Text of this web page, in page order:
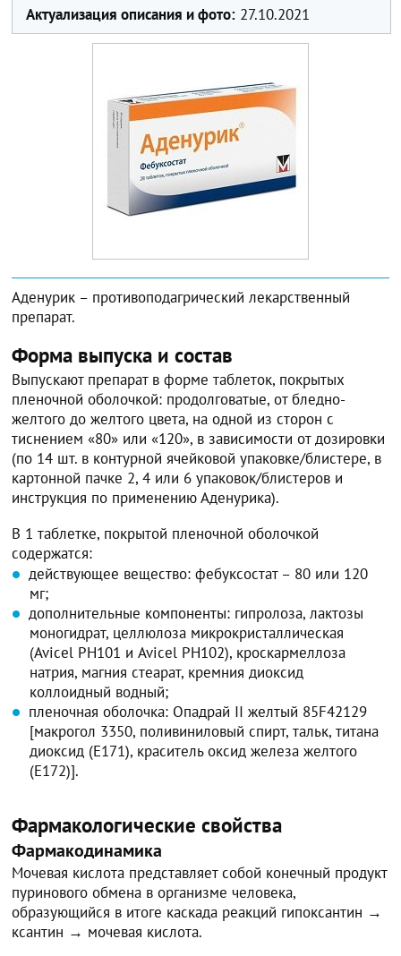
Актуализация описания и фото: 27.10.2021
Аденурик – противоподагрический лекарственный
препарат.
Форма выпуска и состав
Выпускают препарат в форме таблеток, покрытых
пленочной оболочкой: продолговатые, от бледно-
желтого до желтого цвета, на одной из сторон с
тиснением «80» или «120», в зависимости от дозировки
(по 14 шт. в контурной ячейковой упаковке/блистере, в
картонной пачке 2, 4 или 6 упаковок/блистеров и
инструкция по применению Аденурика).
В 1 таблетке, покрытой пленочной оболочкой
содержатся:
действующее вещество: фебуксостат – 80 или 120
мг;
дополнительные компоненты: гипролоза, лактозы
моногидрат, целлюлоза микрокристаллическая
(Avicel РН101 и Avicel PH102), кроскармеллоза
натрия, магния стеарат, кремния диоксид
коллоидный водный;
пленочная оболочка: Опадрай II желтый 85F42129
[макрогол 3350, поливиниловый спирт, тальк, титана
диоксид (Е171), краситель оксид железа желтого
(Е172)].
Фармакологические свойства
Фармакодинамика
Мочевая кислота представляет собой конечный продукт
пуринового обмена в организме человека,
образующийся в итоге каскада реакций гипоксантин →
ксантин → мочевая кислота.